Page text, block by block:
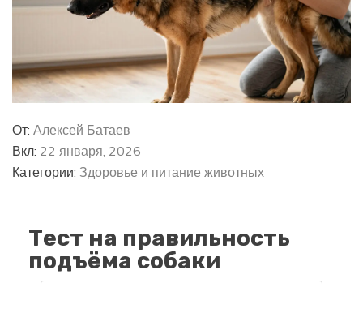
От: Алексей Батаев
Вкл: 22 января, 2026
Категории: Здоровье и питание животных
Тест на правильность
подъёма собаки